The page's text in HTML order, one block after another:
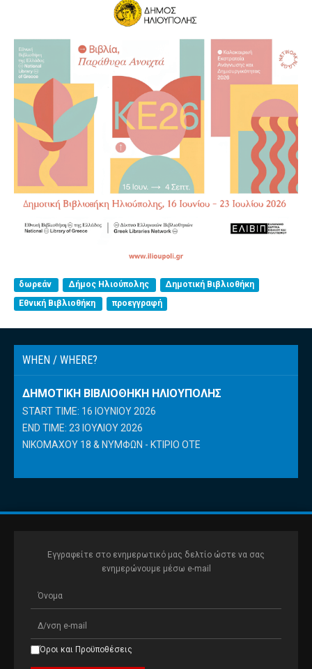
δωρεάν Δήμος Ηλιούπολης
Δημοτική Βιβλιοθήκη
Εθνική Βιβλιοθήκη
προεγγραφή
WHEN / WHERE?
ΔΗΜΟΤΙΚΉ ΒΙΒΛΙΟΘΉΚΗ ΗΛΙΟΎΠΟΛΗΣ
START TIME: 16 ΙΟΥΝΊΟΥ 2026
END TIME: 23 ΙΟΥΛΊΟΥ 2026
ΝΙΚΟΜΆΧΟΥ 18 & ΝΥΜΦΏΝ - ΚΤΊΡΙΟ ΟΤΕ
Εγγραφείτε στο ενημερωτικό μας δελτίο ώστε να σας
ενημερώνουμε μέσω e-mail
Όροι και Προϋποθέσεις